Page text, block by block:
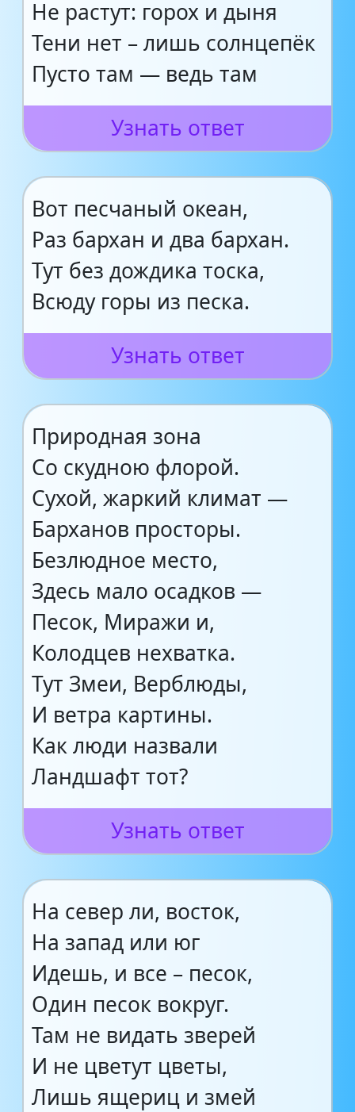
Не растут: горох и дыня
Тени нет – лишь солнцепёк
Пусто там — ведь там
Узнать ответ
Вот песчаный океан,
Раз бархан и два бархан.
Тут без дождика тоска,
Всюду горы из песка.
Узнать ответ
Природная зона
Со скудною флорой.
Сухой, жаркий климат —
Барханов просторы.
Безлюдное место,
Здесь мало осадков —
Песок, Миражи и,
Колодцев нехватка.
Тут Змеи, Верблюды,
И ветра картины.
Как люди назвали
Ландшафт тот?
Узнать ответ
На север ли, восток,
На запад или юг
Идешь, и все – песок,
Один песок вокруг.
Там не видать зверей
И не цветут цветы,
Лишь ящериц и змей